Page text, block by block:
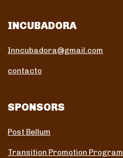
INCUBADORA
Inncubadora@gmail.com
contacto
SPONSORS
Post Bellum
Transition Promotion Program